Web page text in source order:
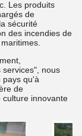
Les produits
de
sécurité
des incendies de
services", nous
pays qu'à
de
innovante